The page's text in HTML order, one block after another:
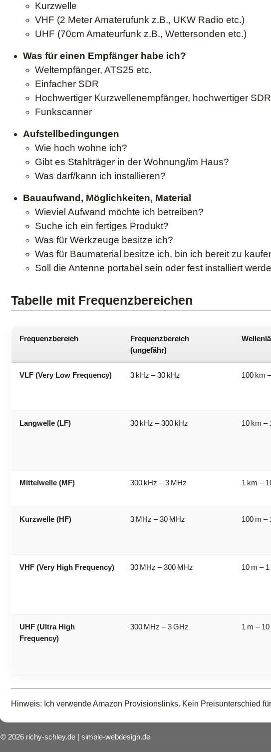
Kurzwelle
VHF (2 Meter Amaterufunk z.B., UKW Radio etc.)
UHF (70cm Amateurfunk z.B., Wettersonden etc.)
Was für einen Empfänger habe ich?
Weltempfänger, ATS25 etc.
Einfacher SDR
Hochwertiger Kurzwellenempfänger, hochwertiger SDR
Funkscanner
Aufstellbedingungen
Wie hoch wohne ich?
Gibt es Stahlträger in der Wohnung/im Haus?
Was darf/kann ich installieren?
Bauaufwand, Möglichkeiten, Material
Wieviel Aufwand möchte ich betreiben?
Suche ich ein fertiges Produkt?
Was für Werkzeuge besitze ich?
Was für Baumaterial besitze ich, bin ich bereit zu
Soll die Antenne portabel sein oder fest installiert
Tabelle mit Frequenzbereichen
Frequenzbereich
Frequenzbereich
(ungefähr)
VLF (Very Low Frequency) 3 kHz – 30 kHz 100 km
Langwelle (LF) 30 kHz – 300 kHz 10 km –
Mittelwelle (MF) 300 kHz – 3 MHz 1 km –
Kurzwelle (HF) 3 MHz – 30 MHz 100 m –
VHF (Very High Frequency) 30 MHz – 300 MHz 10 m – 1
UHF (Ultra High
Frequency)
300 MHz – 3 GHz 1 m –
Hinweis: Ich verwende Amazon Provisionslinks. Kein Preisunterschied
© 2026 richy-schley.de | simple-webdesign.de